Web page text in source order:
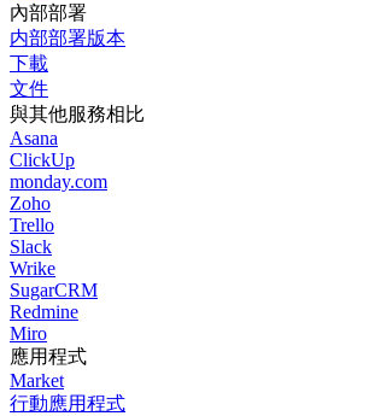
內部部署
内部部署版本
下載
文件
與其他服務相比
Asana
ClickUp
monday.com
Zoho
Trello
Slack
Wrike
SugarCRM
Redmine
Miro
應用程式
Market
行動應用程式